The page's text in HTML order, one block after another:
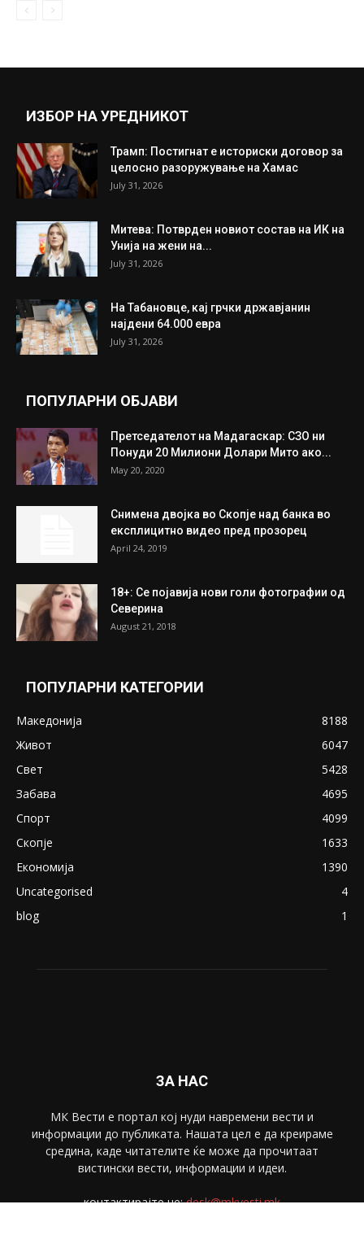
ИЗБОР НА УРЕДНИКОТ
Трамп: Постигнат е историски договор за
целосно разоружување на Хамас
July 31, 2026
Митева: Потврден новиот состав на ИК на
Унија на жени на...
July 31, 2026
На Табановце, кај грчки државјанин
најдени 64.000 евра
July 31, 2026
ПОПУЛАРНИ ОБЈАВИ
Претседателот на Мадагаскар: СЗО ни
Понуди 20 Милиони Долари Мито ако...
May 20, 2020
Снимена двојка во Скопје над банка во
експлицитно видео пред прозорец
April 24, 2019
18+: Се појавија нови голи фотографии од
Северина
August 21, 2018
ПОПУЛАРНИ КАТЕГОРИИ
Македонија
8188
Живот
6047
Свет
5428
Забава
4695
Спорт
4099
Скопје
1633
Економија
1390
Uncategorised
4
blog
1
ЗА НАС
МК Вести е портал коj нуди навремени вести и
информации до публиката. Нашата цел е да креираме
средина, каде читателите ќе може да прочитаат
вистински вести, информации и идеи.
контактирајте не:desk@mkvesti.mk